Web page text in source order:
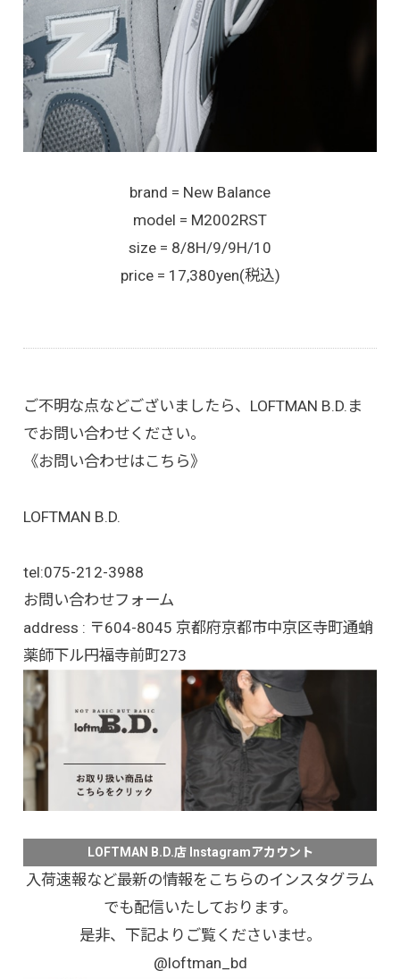
brand = New Balance
model = M2002RST
size = 8/8H/9/9H/10
price = 17,380yen(税込)
ご不明な点などございましたら、LOFTMAN B.D.ま
でお問い合わせください。
《お問い合わせはこちら》
LOFTMAN B.D.
tel:075-212-3988
お問い合わせフォーム
address : 〒604-8045 京都府京都市中京区寺町通蛸
薬師下ル円福寺前町273
LOFTMAN B.D.店 Instagramアカウント
入荷速報など最新の情報をこちらのインスタグラム
でも配信いたしております。
是非、下記よりご覧くださいませ。
@loftman_bd